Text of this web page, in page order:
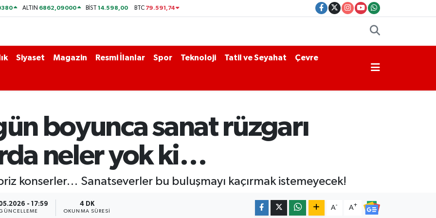
ALTIN 6862,09000 BİST14.598,00 BTC 79.591,74
Siyaset Magazin Resmi İlanlar Spor Teknoloji Tatil ve Seyahat Çevre
boyunca sanat rüzgarı
neler yok ki…
konserler… Sanatseverler bu buluşmayı kaçırmak istemeyecek!
- 17:59 4 DK
OKUNMA SÜRESI
A- A+